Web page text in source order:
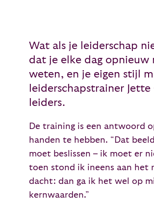
Wat als je leiderschap
dat je elke dag opnieuw
weten, en je eigen stijl
leiderschapstrainer
leiders.
De training is een antwoord
handen te hebben. “Dat
moet beslissen – ik moet er
toen stond ik ineens aan het
dacht: dan ga ik het wel op
kernwaarden.”